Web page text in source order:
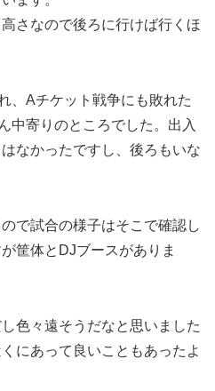
さなので後ろに行けば行くほ
、Aチケット戦争にも敗れた
中寄りのところでした。出入
なかったですし、後ろもいな
で試合の様子はそこで確認し
筐体とDJブースがありま
色々遠そうだなと思いました
にあって良いこともあったよ